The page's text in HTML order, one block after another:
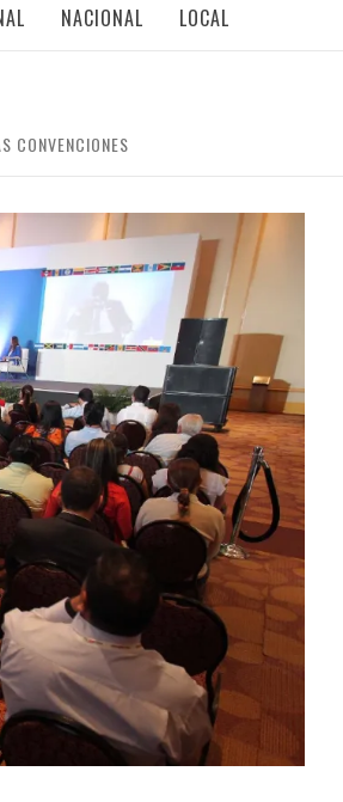
NACIONAL LOCAL
CONVENCIONES